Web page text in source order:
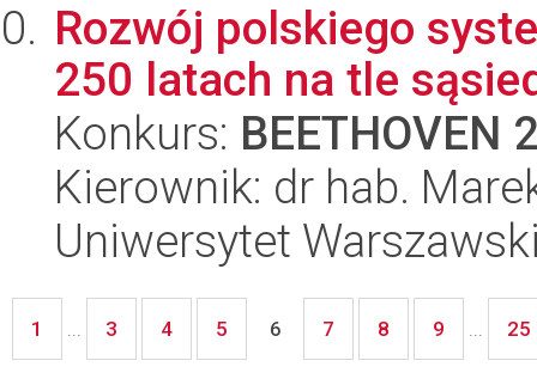
Rozwój polskiego
250 latach na tle
Konkurs: BEETHOVEN
Kierownik: dr hab.
Uniwersytet
1 ... 3 4 5 6 7 8 9 ... 25